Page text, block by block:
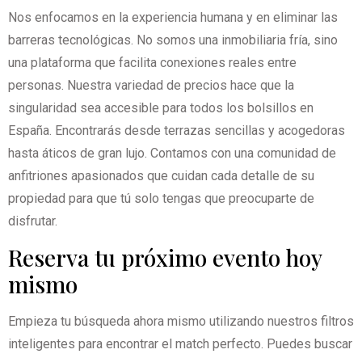
Nos enfocamos en la experiencia humana y en eliminar las
barreras tecnológicas. No somos una inmobiliaria fría, sino
una plataforma que facilita conexiones reales entre
personas. Nuestra variedad de precios hace que la
singularidad sea accesible para todos los bolsillos en
España. Encontrarás desde terrazas sencillas y acogedoras
hasta áticos de gran lujo. Contamos con una comunidad de
anfitriones apasionados que cuidan cada detalle de su
propiedad para que tú solo tengas que preocuparte de
disfrutar.
Reserva tu próximo evento hoy
mismo
Empieza tu búsqueda ahora mismo utilizando nuestros filtros
inteligentes para encontrar el match perfecto. Puedes buscar